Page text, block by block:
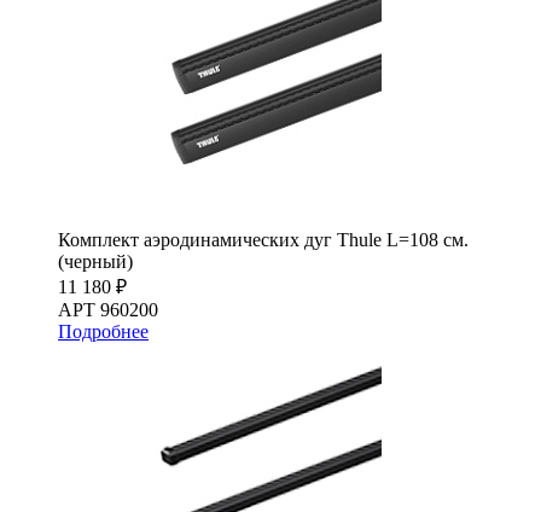
Комплект аэродинамических дуг Thule L=108 см.
(черный)
11 180 ₽
АРТ 960200
Подробнее